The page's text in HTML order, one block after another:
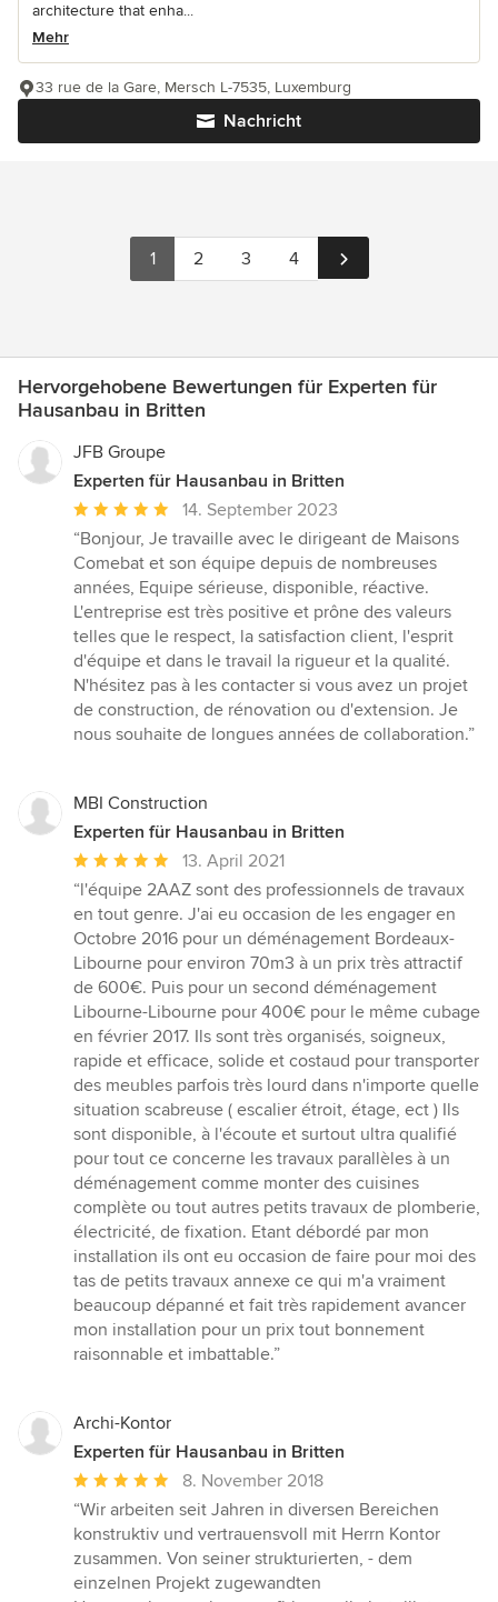
architecture that enha...
Mehr
Nachricht
33 rue de la Gare, Mersch L-7535, Luxemburg
1 2 3 4
Hervorgehobene Bewertungen für Experten für
Hausanbau in Britten
JFB Groupe
Experten für Hausanbau in Britten
Durchschnittliche
Bewertung:
5
von
5
Sternen
14. September 2023
“Bonjour, Je travaille avec le dirigeant de Maisons
Comebat et son équipe depuis de nombreuses
années, Equipe sérieuse, disponible, réactive.
L'entreprise est très positive et prône des valeurs
telles que le respect, la satisfaction client, l'esprit
d'équipe et dans le travail la rigueur et la qualité.
N'hésitez pas à les contacter si vous avez un projet
de construction, de rénovation ou d'extension. Je
nous souhaite de longues années de collaboration.”
MBI Construction
Experten für Hausanbau in Britten
Durchschnittliche
Bewertung:
5
von
5
Sternen
13. April 2021
“l'équipe 2AAZ sont des professionnels de travaux
en tout genre. J'ai eu occasion de les engager en
Octobre 2016 pour un déménagement Bordeaux-
Libourne pour environ 70m3 à un prix très attractif
de 600€. Puis pour un second déménagement
Libourne-Libourne pour 400€ pour le même cubage
en février 2017. Ils sont très organisés, soigneux,
rapide et efficace, solide et costaud pour transporter
des meubles parfois très lourd dans n'importe quelle
situation scabreuse ( escalier étroit, étage, ect ) Ils
sont disponible, à l'écoute et surtout ultra qualifié
pour tout ce concerne les travaux parallèles à un
déménagement comme monter des cuisines
complète ou tout autres petits travaux de plomberie,
électricité, de fixation. Etant débordé par mon
installation ils ont eu occasion de faire pour moi des
tas de petits travaux annexe ce qui m'a vraiment
beaucoup dépanné et fait très rapidement avancer
mon installation pour un prix tout bonnement
raisonnable et imbattable.”
Archi-Kontor
Experten für Hausanbau in Britten
Durchschnittliche
Bewertung:
5
von
5
8. November 2018
“Wir arbeiten seit Jahren in diversen Bereichen
konstruktiv und vertrauensvoll mit Herrn Kontor
zusammen. Von seiner strukturierten, - dem
einzelnen Projekt zugewandten